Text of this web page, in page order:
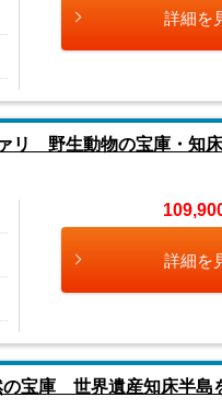
詳細を
リ 野生動物の宝庫・知
詳細を
の宝庫 世界遺産知床半